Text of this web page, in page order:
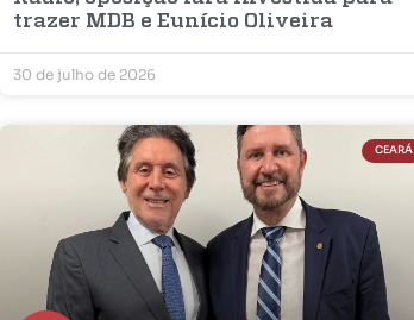
trazer MDB e Eunício Oliveira
30 de julho de 2026
CEARÁ